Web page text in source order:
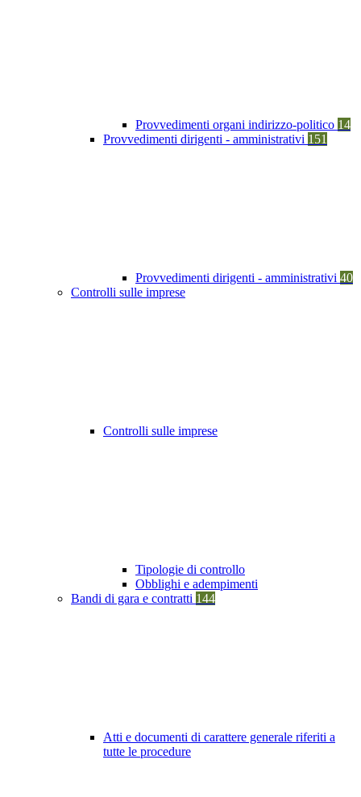
Provvedimenti organi indirizzo-politico 14
Provvedimenti dirigenti - amministrativi 151
Provvedimenti dirigenti - amministrativi 40
Controlli sulle imprese
Controlli sulle imprese
Tipologie di controllo
Obblighi e adempimenti
Bandi di gara e contratti 144
Atti e documenti di carattere generale riferiti a
tutte le procedure